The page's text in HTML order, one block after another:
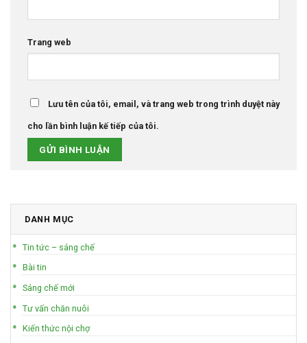
Trang web
Lưu tên của tôi, email, và trang web trong trình duyệt này
cho lần bình luận kế tiếp của tôi.
DANH MỤC
Tin tức – sáng chế
Bài tin
Sáng chế mới
Tư vấn chăn nuôi
Kiến thức nội chợ